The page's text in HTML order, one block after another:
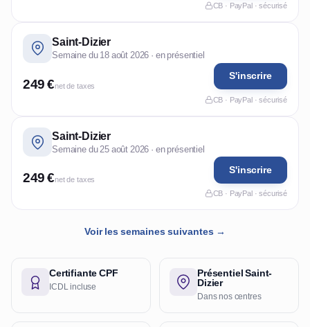
CB · PayPal · sécurisé
Saint-Dizier
Semaine du 18 août 2026 · en présentiel
249 €net de taxes
S'inscrire
CB · PayPal · sécurisé
Saint-Dizier
Semaine du 25 août 2026 · en présentiel
249 €net de taxes
S'inscrire
CB · PayPal · sécurisé
Voir les semaines suivantes →
Certifiante CPF
ICDL incluse
Présentiel Saint-
Dizier
Dans nos centres